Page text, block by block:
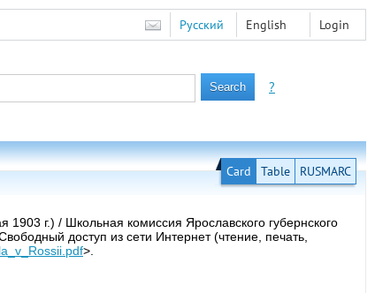
Login
Русский English
?
Card Table RUSMARC
г.) / Школьная комиссия Ярославского губернского
доступ из сети Интернет (чтение, печать,
>.